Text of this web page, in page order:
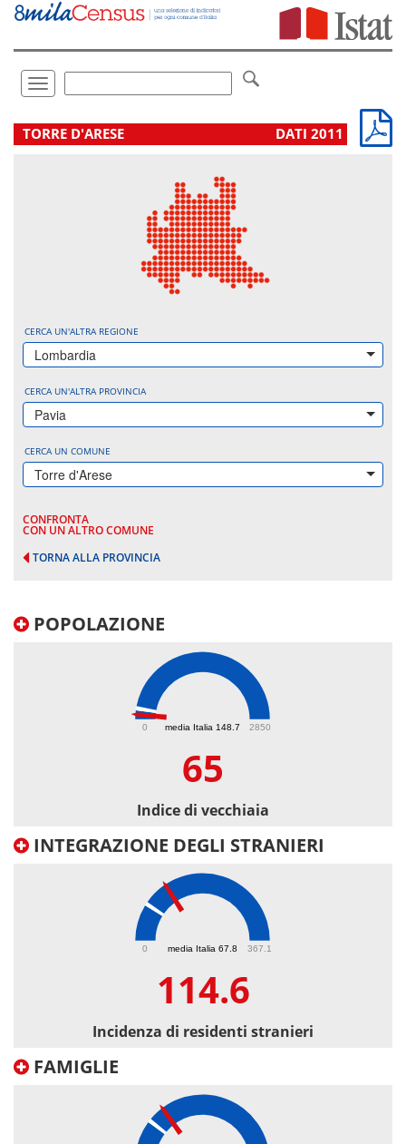
Vai
direttamente
Toggle
navigation
.
TORRE D'ARESE DATI 2011
CERCA UN'ALTRA REGIONE
Lombardia
CERCA UN'ALTRA PROVINCIA
Pavia
CERCA UN COMUNE
Torre d'Arese
CONFRONTA
CON UN ALTRO COMUNE
TORNA ALLA PROVINCIA
POPOLAZIONE
media Italia 148.7
0 2850
65
Indice di vecchiaia
INTEGRAZIONE DEGLI STRANIERI
media Italia 67.8
0 367.1
114.6
Incidenza di residenti stranieri
FAMIGLIE